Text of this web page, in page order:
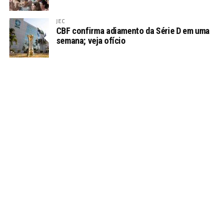
JEC
CBF confirma adiamento da Série D em uma
semana; veja ofício